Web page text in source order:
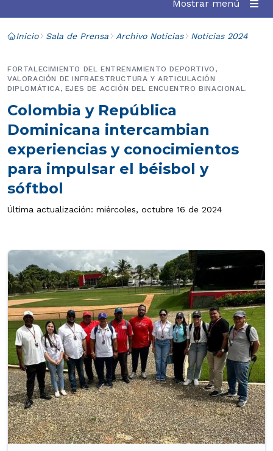
Mostrar menú
Inicio Sala de Prensa Archivo Noticias Noticias 2024
Colombia y República
Dominicana intercambian
experiencias y conocimientos
para impulsar el béisbol y
sóftbol
FORTALECIMIENTO DEL ENTRENAMIENTO DEPORTIVO,
VALORACIÓN DE INFRAESTRUCTURA Y ARTICULACIÓN
DIPLOMÁTICA, EJES DE ACCIÓN DEL ENCUENTRO BINACIONAL.
Última actualización: miércoles, octubre 16 de 2024